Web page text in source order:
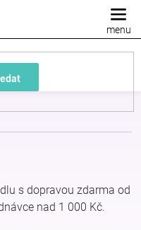
s dopravou zdarma od
nad 1 000 Kč.